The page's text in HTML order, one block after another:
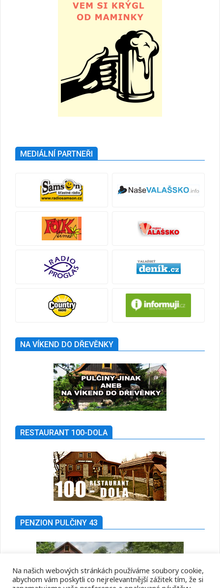
MEDIÁLNÍ PARTNEŘI
NA VÍKEND DO DŘEVĚNKY
RESTAURANT 100-DOLA
PENZION PULČINY 43
Na našich webových stránkách používáme soubory cookie,
abychom vám poskytli co nejrelevantnější zážitek tím, že si